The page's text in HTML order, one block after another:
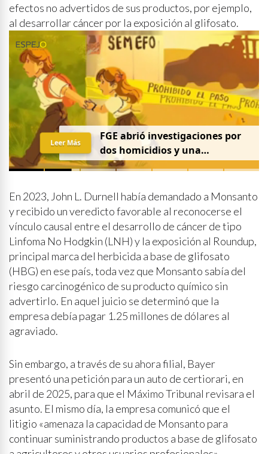
efectos no advertidos de sus productos, por ejemplo,
al desarrollar cáncer por la exposición al glifosato.
FGE abrió investigaciones por
dos homicidios y una
desaparición el 7 de agosto
Leer Más
En 2023, John L. Durnell había demandado a Monsanto
y recibido un veredicto favorable al reconocerse el
vínculo causal entre el desarrollo de cáncer de tipo
Linfoma No Hodgkin (LNH) y la exposición al Roundup,
principal marca del herbicida a base de glifosato
(HBG) en ese país, toda vez que Monsanto sabía del
riesgo carcinogénico de su producto químico sin
advertirlo. En aquel juicio se determinó que la
empresa debía pagar 1.25 millones de dólares al
agraviado.
Sin embargo, a través de su ahora filial, Bayer
presentó una petición para un auto de certiorari, en
abril de 2025, para que el Máximo Tribunal revisara el
asunto. El mismo día, la empresa comunicó que el
litigio «amenaza la capacidad de Monsanto para
continuar suministrando productos a base de glifosato